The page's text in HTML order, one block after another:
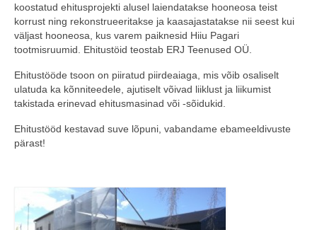
KAUBAMAJA
KAMPAANIAD
COOP KLIENDIKAART
KINKEKAART
PAKUME TÖÖD
MEIE PANUS
koostatud ehitusprojekti alusel laiendatakse hooneosa teist
korrust ning rekonstrueeritakse ja kaasajastatakse nii seest kui
väljast hooneosa, kus varem paiknesid Hiiu Pagari
tootmisruumid. Ehitustöid teostab ERJ Teenused OÜ.
Ehitustööde tsoon on piiratud piirdeaiaga, mis võib osaliselt
ulatuda ka kõnniteedele, ajutiselt võivad liiklust ja liikumist
takistada erinevad ehitusmasinad või -sõidukid.
Ehitustööd kestavad suve lõpuni, vabandame ebameeldivuste
pärast!